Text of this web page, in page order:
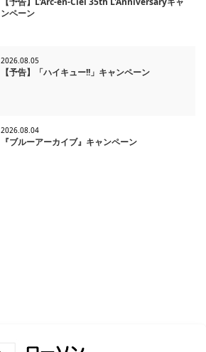
ンペーン
2026.08.05
【予告】「ハイキュー!!」キャンペーン
2026.08.04
『ブルーアーカイブ』キャンペーン